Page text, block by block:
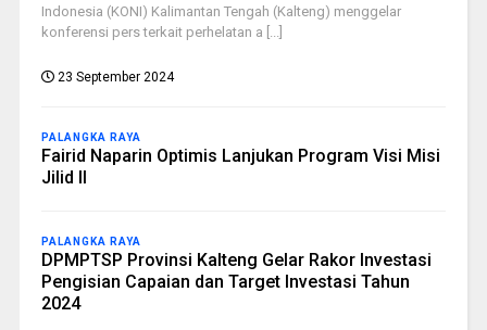
Indonesia (KONI) Kalimantan Tengah (Kalteng) menggelar
konferensi pers terkait perhelatan a [...]
23 September 2024
PALANGKA RAYA
Fairid Naparin Optimis Lanjukan Program Visi Misi
Jilid II
PALANGKA RAYA
DPMPTSP Provinsi Kalteng Gelar Rakor Investasi
Pengisian Capaian dan Target Investasi Tahun
2024